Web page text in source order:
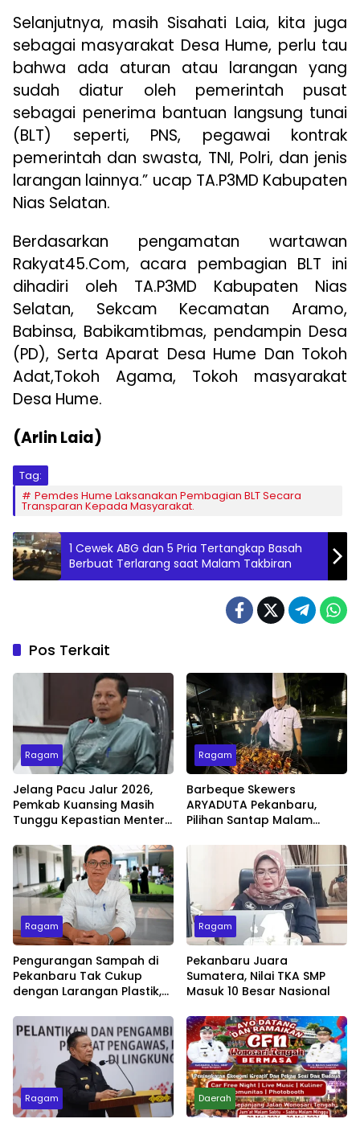
Selanjutnya, masih Sisahati Laia, kita juga
sebagai masyarakat Desa Hume, perlu tau
bahwa ada aturan atau larangan yang
sudah diatur oleh pemerintah pusat
sebagai penerima bantuan langsung tunai
(BLT) seperti, PNS, pegawai kontrak
pemerintah dan swasta, TNI, Polri, dan jenis
larangan lainnya.” ucap TA.P3MD Kabupaten
Nias Selatan.
Berdasarkan pengamatan wartawan
Rakyat45.Com, acara pembagian BLT ini
dihadiri oleh TA.P3MD Kabupaten Nias
Selatan, Sekcam Kecamatan Aramo,
Babinsa, Babikamtibmas, pendampin Desa
(PD), Serta Aparat Desa Hume Dan Tokoh
Adat,Tokoh Agama, Tokoh masyarakat
Desa Hume.
(Arlin Laia)
Tag:
Pemdes Hume Laksanakan Pembagian BLT Secara
Transparan Kepada Masyarakat.
1 Cewek ABG dan 5 Pria Tertangkap Basah
Berbuat Terlarang saat Malam Takbiran
Pos Terkait
Ragam
Jelang Pacu Jalur 2026,
Pemkab Kuansing Masih
Tunggu Kepastian Menteri
Ragam
Barbeque Skewers
ARYADUTA Pekanbaru,
Pilihan Santap Malam
Ragam
Pengurangan Sampah di
Pekanbaru Tak Cukup
dengan Larangan Plastik,
Jadi Penentu
Ragam
Pekanbaru Juara
Sumatera, Nilai TKA SMP
Masuk 10 Besar Nasional
Ragam Daerah